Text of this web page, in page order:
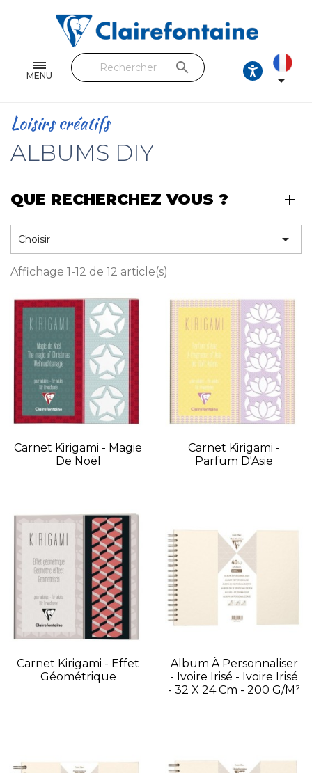
MENU
Feuilles & Copies
Beaux-arts & Dessin
Loisirs créatifs
Cuir & trousses
RETROUVEZ NOS COLLECTIONS
search

Loisirs créatifs
ALBUMS DIY
QUE RECHERCHEZ VOUS ?
Choisir 
Affichage 1-12 de 12 article(s)
Carnet Kirigami - Magie
De Noël
Carnet Kirigami -
Parfum D'Asie
Carnet Kirigami - Effet
Géométrique
Album À Personnaliser
- Ivoire Irisé - Ivoire Irisé
- 32 X 24 Cm - 200 G/m²